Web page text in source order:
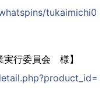
tukaimichi0
実行委員会 様】